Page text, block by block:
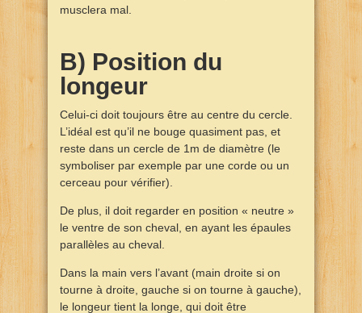
musclera mal.
B) Position du
longeur
Celui-ci doit toujours être au centre du cercle.
L’idéal est qu’il ne bouge quasiment pas, et
reste dans un cercle de 1m de diamètre (le
symboliser par exemple par une corde ou un
cerceau pour vérifier).
De plus, il doit regarder en position « neutre »
le ventre de son cheval, en ayant les épaules
parallèles au cheval.
Dans la main vers l’avant (main droite si on
tourne à droite, gauche si on tourne à gauche),
le longeur tient la longe, qui doit être